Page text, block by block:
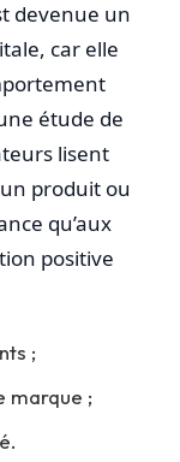
devenue un
car elle
étude de
lisent
produit ou
qu’aux
positive
;
marque ;